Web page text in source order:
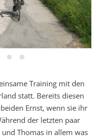
Training mit den
statt. Bereits diesen
Ernst, wenn sie ihr
der letzten paar
Thomas in allem was